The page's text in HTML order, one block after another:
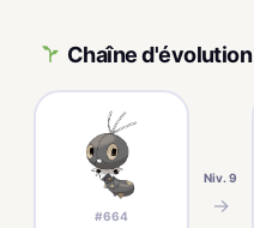
Chaîne d'évolution
#664
Niv. 9
→